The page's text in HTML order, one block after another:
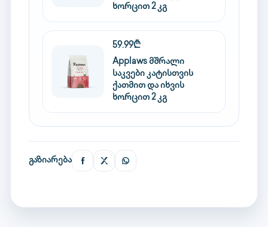
ხორცით 2 კგ
59.99₾
Applaws მშრალი
საკვები კატისთვის
ქათმით და იხვის
ხორცით 2 კგ
გაზიარება